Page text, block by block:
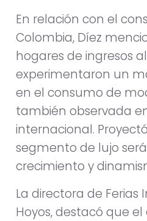
En relación con el
Colombia, Díez
hogares de ingresos
experimentaron un
en el consumo de
también observada
internacional.
segmento de lujo
crecimiento y
La directora de Ferias
Hoyos, destacó que